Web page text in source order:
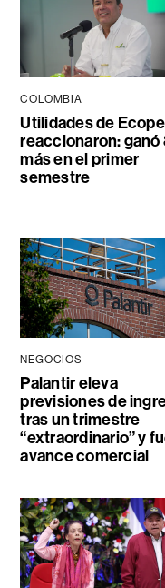
COLOMBIA
Utilidades de
reaccionaron: ganó
más en el primer
semestre
NEGOCIOS
Palantir eleva
previsiones de
tras un trimestre
“extraordinario” y
avance comercial